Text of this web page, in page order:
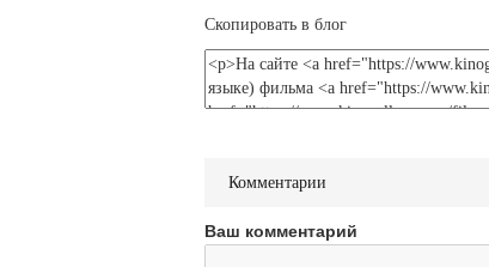
Скопировать в блог
Комментарии
Ваш комментарий